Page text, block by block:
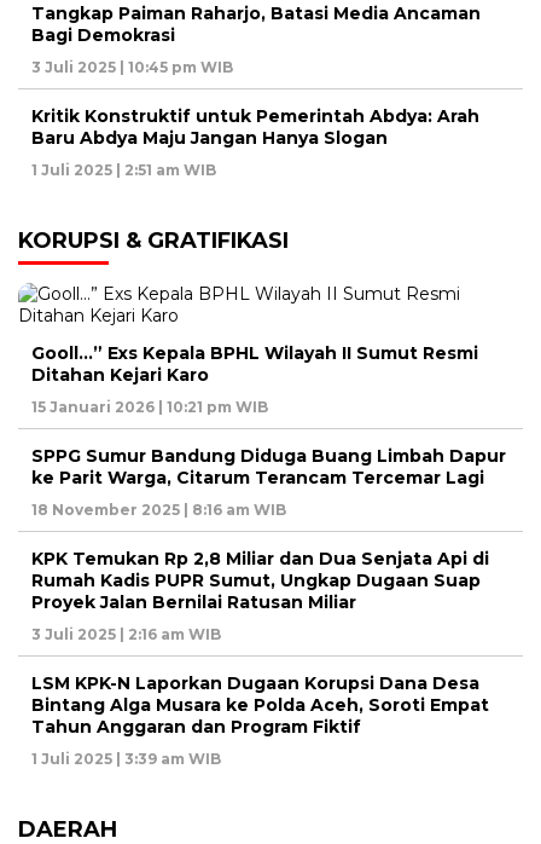
Tangkap Paiman Raharjo, Batasi Media Ancaman
Bagi Demokrasi
3 Juli 2025 | 10:45 pm WIB
Kritik Konstruktif untuk Pemerintah Abdya: Arah
Baru Abdya Maju Jangan Hanya Slogan
1 Juli 2025 | 2:51 am WIB
KORUPSI & GRATIFIKASI
Gooll…” Exs Kepala BPHL Wilayah II Sumut Resmi
Ditahan Kejari Karo
15 Januari 2026 | 10:21 pm WIB
SPPG Sumur Bandung Diduga Buang Limbah Dapur
ke Parit Warga, Citarum Terancam Tercemar Lagi
18 November 2025 | 8:16 am WIB
KPK Temukan Rp 2,8 Miliar dan Dua Senjata Api di
Rumah Kadis PUPR Sumut, Ungkap Dugaan Suap
Proyek Jalan Bernilai Ratusan Miliar
3 Juli 2025 | 2:16 am WIB
LSM KPK-N Laporkan Dugaan Korupsi Dana Desa
Bintang Alga Musara ke Polda Aceh, Soroti Empat
Tahun Anggaran dan Program Fiktif
1 Juli 2025 | 3:39 am WIB
DAERAH